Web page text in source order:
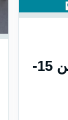
أسرار الصحف اللبنانية ليوم الاثنين 15-